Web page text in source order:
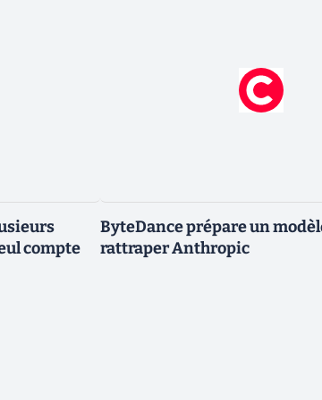
compte
ByteDance prépare un
rattraper Anthropic